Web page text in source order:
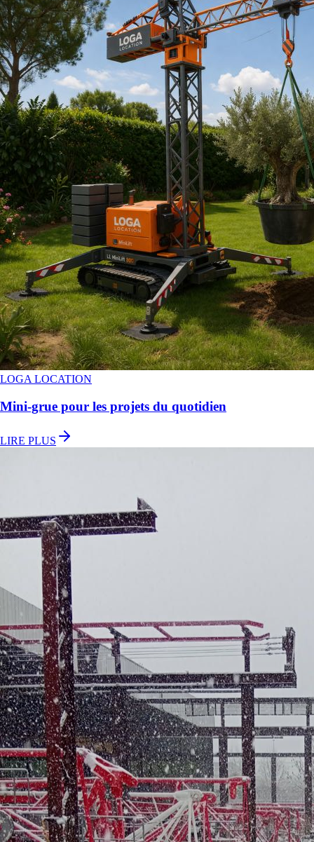
LOGA LOCATION
Mini-grue pour les projets du quotidien
LIRE PLUS